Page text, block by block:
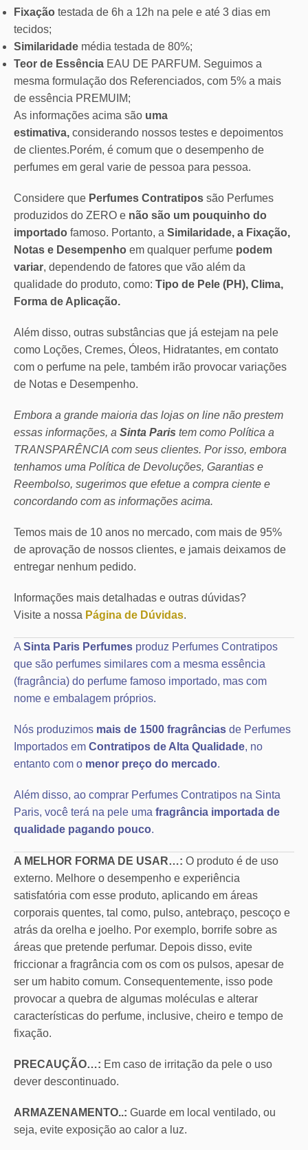
Fixação testada de 6h a 12h na pele e até 3 dias em
tecidos;
Similaridade média testada de 80%;
Teor de Essência EAU DE PARFUM. Seguimos a
mesma formulação dos Referenciados, com 5% a mais
de essência PREMUIM;
As informações acima são uma
estimativa, considerando nossos testes e depoimentos
de clientes.Porém, é comum que o desempenho de
perfumes em geral varie de pessoa para pessoa.
Considere que Perfumes Contratipos são Perfumes
produzidos do ZERO e não são um pouquinho do
importado famoso. Portanto, a Similaridade, a Fixação,
Notas e Desempenho em qualquer perfume podem
variar, dependendo de fatores que vão além da
qualidade do produto, como: Tipo de Pele (PH), Clima,
Forma de Aplicação.
Além disso, outras substâncias que já estejam na pele
como Loções, Cremes, Óleos, Hidratantes, em contato
com o perfume na pele, também irão provocar variações
de Notas e Desempenho.
Embora a grande maioria das lojas on line não prestem
essas informações, a Sinta Paris tem como Política a
TRANSPARÊNCIA com seus clientes. Por isso, embora
tenhamos uma Política de Devoluções, Garantias e
Reembolso, sugerimos que efetue a compra ciente e
concordando com as informações acima.
Temos mais de 10 anos no mercado, com mais de 95%
de aprovação de nossos clientes, e jamais deixamos de
entregar nenhum pedido.
Informações mais detalhadas e outras dúvidas?
Visite a nossa Página de Dúvidas.
A Sinta Paris Perfumes produz Perfumes Contratipos
que são perfumes similares com a mesma essência
(fragrância) do perfume famoso importado, mas com
nome e embalagem próprios.
Nós produzimos mais de 1500 fragrâncias de Perfumes
Importados em Contratipos de Alta Qualidade, no
entanto com o menor preço do mercado.
Além disso, ao comprar Perfumes Contratipos na Sinta
Paris, você terá na pele uma fragrância importada de
qualidade pagando pouco.
A MELHOR FORMA DE USAR…: O produto é de uso
externo. Melhore o desempenho e experiência
satisfatória com esse produto, aplicando em áreas
corporais quentes, tal como, pulso, antebraço, pescoço e
atrás da orelha e joelho. Por exemplo, borrife sobre as
áreas que pretende perfumar. Depois disso, evite
friccionar a fragrância com os com os pulsos, apesar de
ser um habito comum. Consequentemente, isso pode
provocar a quebra de algumas moléculas e alterar
características do perfume, inclusive, cheiro e tempo de
fixação.
PRECAUÇÃO…: Em caso de irritação da pele o uso
dever descontinuado.
ARMAZENAMENTO..: Guarde em local ventilado, ou
seja, evite exposição ao calor a luz.